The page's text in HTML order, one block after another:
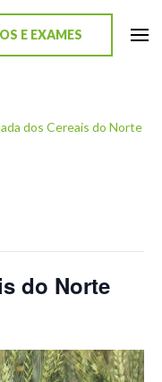
E EXAMES
dos Cereais do Norte
do Norte